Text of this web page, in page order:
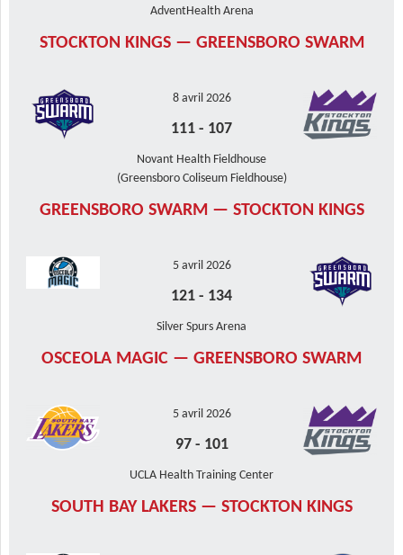
AdventHealth Arena
STOCKTON KINGS — GREENSBORO SWARM
8 avril 2026
111 - 107
Novant Health Fieldhouse
(Greensboro Coliseum Fieldhouse)
GREENSBORO SWARM — STOCKTON KINGS
5 avril 2026
121 - 134
Silver Spurs Arena
OSCEOLA MAGIC — GREENSBORO SWARM
5 avril 2026
97- 101
UCLA Health Training Center
SOUTH BAY LAKERS — STOCKTON KINGS